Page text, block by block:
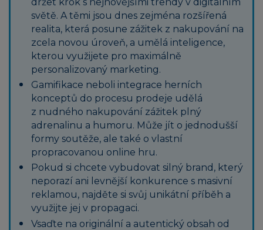
světě. A těmi jsou dnes zejména rozšířená
realita, která posune zážitek z nakupování na
zcela novou úroveň, a umělá inteligence,
kterou využijete pro maximálně
personalizovaný marketing.
Gamifikace neboli integrace herních
konceptů do procesu prodeje udělá
z nudného nakupování zážitek plný
adrenalinu a humoru. Může jít o jednodušší
formy soutěže, ale také o vlastní
propracovanou online hru.
Pokud si chcete vybudovat silný brand, který
neporazí ani levnější konkurence s masivní
reklamou, najděte si svůj unikátní příběh a
využijte jej v propagaci.
Vsaďte na originální a autentický obsah od